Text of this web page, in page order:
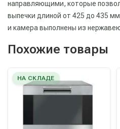
направляющими, которые
выпечки длиной от 425 до 435
и камера выполнены из
Похожие товары
НА СКЛАДЕ